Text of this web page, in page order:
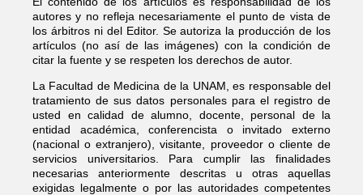
autores y no refleja necesariamente el punto de vista de
los árbitros ni del Editor. Se autoriza la producción de los
artículos (no así de las imágenes) con la condición de
citar la fuente y se respeten los derechos de autor.
La Facultad de Medicina de la UNAM, es responsable del
tratamiento de sus datos personales para el registro de
usted en calidad de alumno, docente, personal de la
entidad académica, conferencista o invitado externo
(nacional o extranjero), visitante, proveedor o cliente de
servicios universitarios. Para cumplir las finalidades
necesarias anteriormente descritas u otras aquellas
exigidas legalmente o por las autoridades competentes